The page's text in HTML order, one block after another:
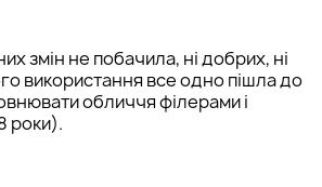
змін не побачила, ні добрих, ні
використання все одно пішла до
обличчя філерами і
роки).